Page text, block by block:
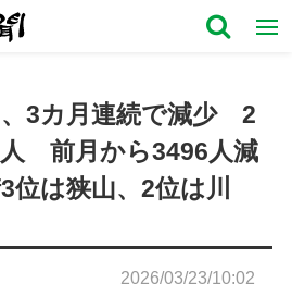
3カ月連続で減少 2
人 前月から3496人減
は狭山、2位は川
2026/03/23/10:02